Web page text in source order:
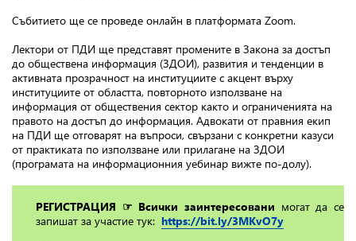
Събитието ще се проведе онлайн в платформата Zoom.
Лектори от ПДИ ще представят промените в Закона за достъп
до обществена информация (ЗДОИ), развития и тенденции в
активната прозрачност на институциите с акцент върху
институциите от областта, повторното използване на
информация от обществения сектор както и ограниченията на
правото на достъп до информация. Адвокати от правния екип
на ПДИ ще отговарят на въпроси, свързани с конкретни казуси
от практиката по използване или прилагане на ЗДОИ
(програмата на информационния уебинар вижте по-долу).
РЕГИСТРАЦИЯ ☞ Всички заинтересовани могат да се
запишат за участие тук: https://bit.ly/3MKvO7y